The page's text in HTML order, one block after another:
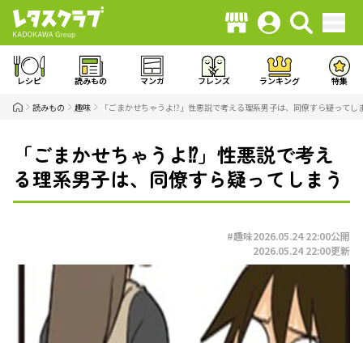
レシピ 読みもの マンガ フレンズ ランキング 特集
読みもの 趣味 「ごまかせちゃうよ⁉」性悪説で考える理系男子は、同僚すら疑ってし
「ごまかせちゃうよ⁉」性悪説で考え
る理系男子は、同僚すら疑ってしまう
#趣味2026.05.24 22:00公開
2026.05.24 22:00更新